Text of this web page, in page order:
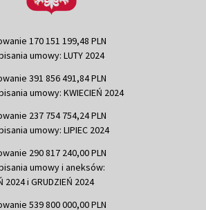
170 151 199,48 PLN
umowy: LUTY 2024
391 856 491,84 PLN
umowy: KWIECIEŃ 2024
237 754 754,24 PLN
umowy: LIPIEC 2024
290 817 240,00 PLN
umowy i aneksów:
2024 i GRUDZIEŃ 2024
539 800 000,00 PLN